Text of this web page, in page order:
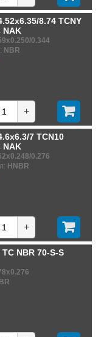
8.74 TCNY
NAK
0.344
NBR
+
7 TCN10
NAK
0.276
HNBR
+
NBR 70-S-S